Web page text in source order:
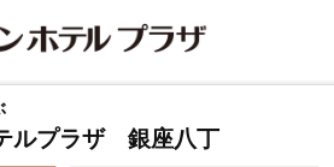
ルプラザ 銀座八丁